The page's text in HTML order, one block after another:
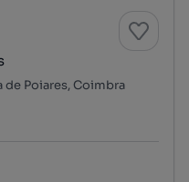
de Poiares, Coimbra